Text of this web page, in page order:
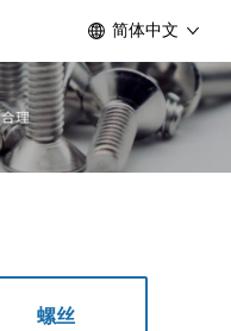
简体中文
螺丝